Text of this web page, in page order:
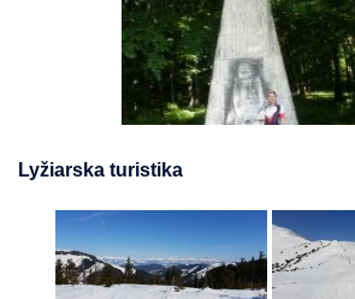
Lyžiarska turistika